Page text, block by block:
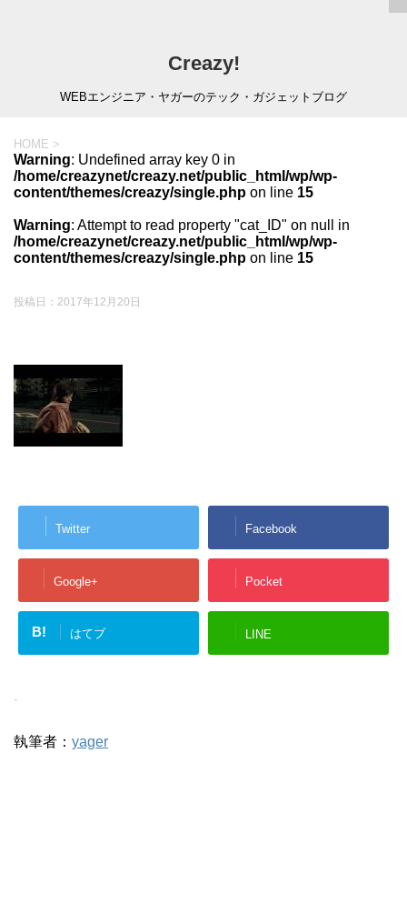
Creazy!
WEBエンジニア・ヤガーのテック・ガジェットブログ
HOME >
Warning: Undefined array key 0 in
/home/creazynet/creazy.net/public_html/wp/wp-
content/themes/creazy/single.php on line 15
Warning: Attempt to read property "cat_ID" on null in
/home/creazynet/creazy.net/public_html/wp/wp-
content/themes/creazy/single.php on line 15
投稿日： 2017年12月20日
Twitter Facebook
Google+ Pocket
B! はてブ LINE
-
執筆者： yager